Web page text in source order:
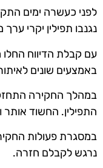
לפני כעשרה ימים
נגנבו תפילין יקרי
עם קבלת הדיווח החלו
באמצעים שונים
התפילין. החשוד
במסגרת פעולות
נרגש לקבלם חזרה.